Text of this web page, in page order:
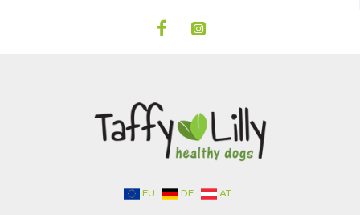
EU DE AT